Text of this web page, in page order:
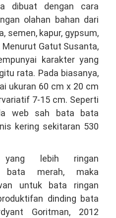
dibuat dengan cara
olahan bahan dari
semen, kapur, gypsum,
Gatut Susanta,
karakter yang
rata. Pada biasanya,
ukuran 60 cm x 20 cm
7-15 cm. Seperti
web sah bata bata
kering sekitaran 530
yang lebih ringan
bata merah, maka
untuk bata ringan
dinding bata
Goritman, 2012